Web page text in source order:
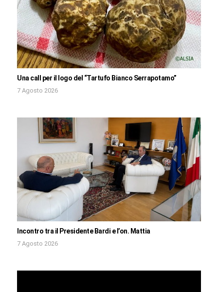
Una call per il logo del “Tartufo Bianco Serrapotamo”
7 Agosto 2026
Incontro tra il Presidente Bardi e l’on. Mattia
7 Agosto 2026